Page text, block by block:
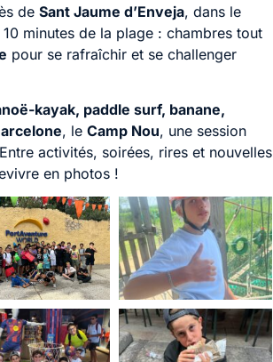
de Sant Jaume d’Enveja, dans le
minutes de la plage : chambres tout
pour se rafraîchir et se challenger
kayak, paddle surf, banane,
, le Camp Nou, une session
activités, soirées, rires et nouvelles
en photos !